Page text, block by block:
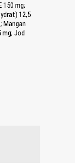
150 mg;
12,5
Mangan
mg; Jod